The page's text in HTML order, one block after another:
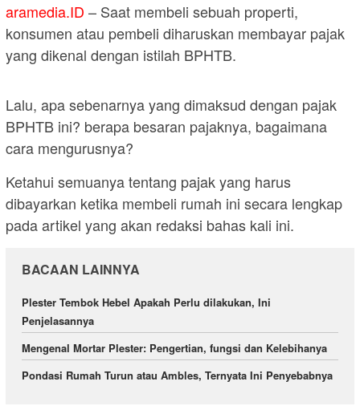
aramedia.ID – Saat membeli sebuah properti,
konsumen atau pembeli diharuskan membayar pajak
yang dikenal dengan istilah BPHTB.
Lalu, apa sebenarnya yang dimaksud dengan pajak
BPHTB ini? berapa besaran pajaknya, bagaimana
cara mengurusnya?
Ketahui semuanya tentang pajak yang harus
dibayarkan ketika membeli rumah ini secara lengkap
pada artikel yang akan redaksi bahas kali ini.
BACAAN LAINNYA
Plester Tembok Hebel Apakah Perlu dilakukan, Ini
Penjelasannya
Mengenal Mortar Plester: Pengertian, fungsi dan Kelebihanya
Pondasi Rumah Turun atau Ambles, Ternyata Ini Penyebabnya